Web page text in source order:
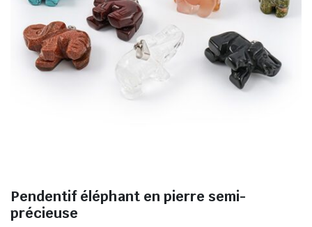
Pendentif éléphant en pierre semi-
précieuse